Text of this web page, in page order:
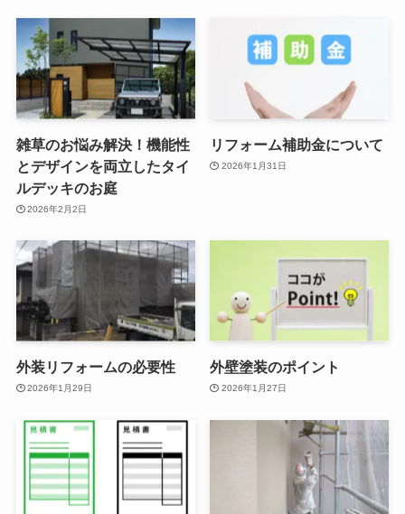
雑草のお悩み解決！機能性
とデザインを両立したタイ
ルデッキのお庭
2026年2月2日
リフォーム補助金について
2026年1月31日
外装リフォームの必要性
2026年1月29日
外壁塗装のポイント
2026年1月27日